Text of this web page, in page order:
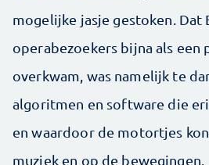
mogelijke jasje gestoken. Dat
operabezoekers bijna als een
overkwam, was namelijk te
algoritmen en software die
en waardoor de motortjes
muziek en op de bewegingen.